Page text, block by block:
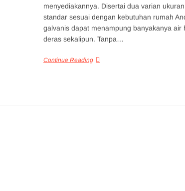
menyediakannya. Disertai dua varian
standar sesuai dengan kebutuhan rumah
galvanis dapat menampung banyakanya air
deras sekalipun. Tanpa…
Continue Reading